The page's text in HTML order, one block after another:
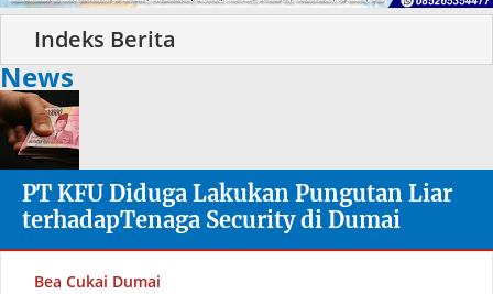
News
PT KFU Diduga Lakukan Pungutan Liar
terhadapTenaga Security di Dumai
Bea Cukai Dumai